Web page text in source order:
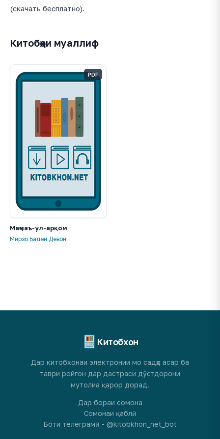
(скачать бесплатно).
Китобҳои муаллиф
PDF
Маҷмаъ-ул-арқом
Мирзо Бадеи Девон
Китобхон
Дар китобхонаи электронии мо садҳо асар ба
таври ройгон дар дастраси дӯстдорони
мутолиа қарор дорад.
Дар бораи сомона
Сомонаи қаблӣ
Боти телеграмӣ - @kitobkhon_net_bot